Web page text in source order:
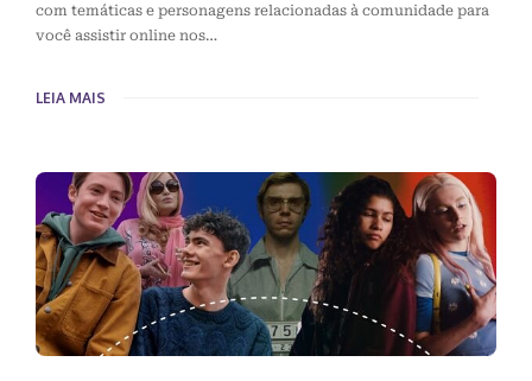
com temáticas e personagens relacionadas à comunidade para
você assistir online nos…
LEIA MAIS